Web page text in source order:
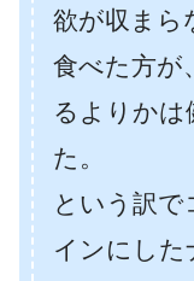
欲が収まら
食べた方が
るよりかは
た。
という訳で
インにした